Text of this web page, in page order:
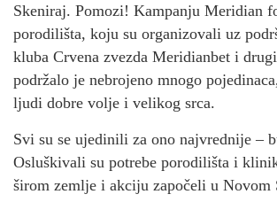
Skeniraj. Pomozi! Kampanju Meridian
porodilišta, koju su organizovali uz
kluba Crvena zvezda Meridianbet i
podržalo je nebrojeno mnogo
ljudi dobre volje i velikog srca.
Svi su se ujedinili za ono najvrednije –
Osluškivali su potrebe porodilišta i
širom zemlje i akciju započeli u Novom